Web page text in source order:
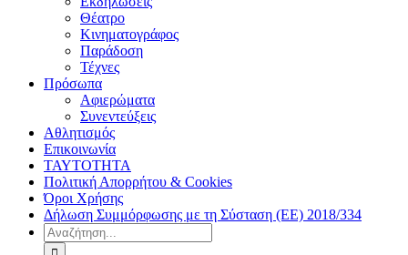
Θέατρο
Κινηματογράφος
Παράδοση
Τέχνες
Πρόσωπα
Αφιερώματα
Συνεντεύξεις
Αθλητισμός
Επικοινωνία
ΤΑΥΤΟΤΗΤΑ
Πολιτική Απορρήτου & Cookies
Όροι Χρήσης
Δήλωση Συμμόρφωσης με τη Σύσταση (ΕΕ) 2018/334
Αναζήτηση
για: